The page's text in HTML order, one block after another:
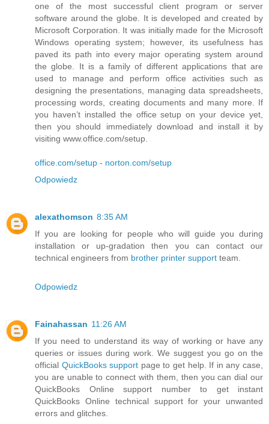
one of the most successful client program or server
software around the globe. It is developed and created by
Microsoft Corporation. It was initially made for the Microsoft
Windows operating system; however, its usefulness has
paved its path into every major operating system around
the globe. It is a family of different applications that are
used to manage and perform office activities such as
designing the presentations, managing data spreadsheets,
processing words, creating documents and many more. If
you haven’t installed the office setup on your device yet,
then you should immediately download and install it by
visiting www.office.com/setup.
office.com/setup - norton.com/setup
Odpowiedz
alexathomson 8:35 AM
If you are looking for people who will guide you during
installation or up-gradation then you can contact our
technical engineers from brother printer support team.
Odpowiedz
Fainahassan 11:26 AM
If you need to understand its way of working or have any
queries or issues during work. We suggest you go on the
official QuickBooks support page to get help. If in any case,
you are unable to connect with them, then you can dial our
QuickBooks Online support number to get instant
QuickBooks Online technical support for your unwanted
errors and glitches.